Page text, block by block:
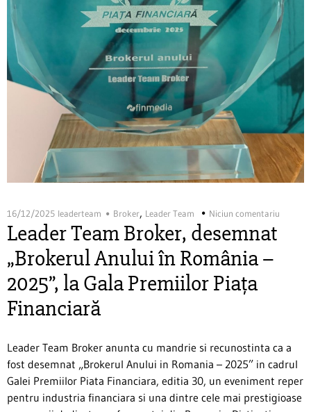
16/12/2025 leaderteam Broker, Leader Team Niciun comentariu
Leader Team Broker, desemnat
„Brokerul Anului în România –
2025”, la Gala Premiilor Piața
Financiară
Leader Team Broker anunta cu mandrie si recunostinta ca a
fost desemnat „Brokerul Anului in Romania – 2025” in cadrul
Galei Premiilor Piata Financiara, editia 30, un eveniment reper
pentru industria financiara si una dintre cele mai prestigioase